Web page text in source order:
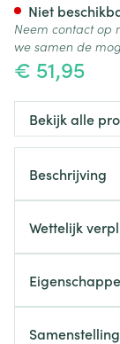
€ 51,95
Niet
Neem contact op
we samen de
Bekijk alle
Beschrijving
Wettelijk
Samenstelling